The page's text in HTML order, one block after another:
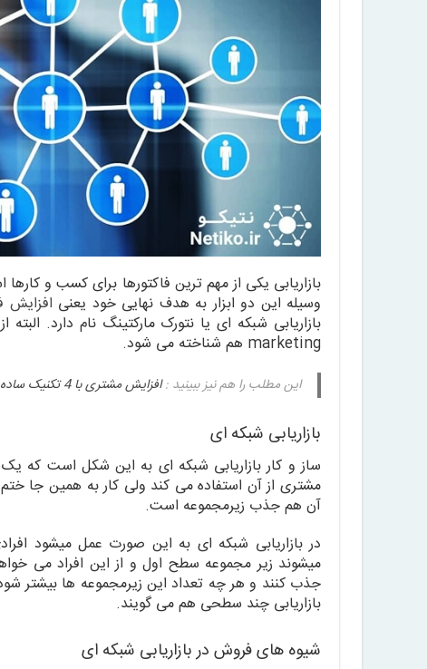
بازاریابی یکی از مهم ترین فاکتورها برای کسب و
وسیله این دو ابزار به هدف نهایی خود یعنی
marketing هم شناخته می شود.
این مطلب را هم نیز ببینید :افزایش مشتری با 4 تکنیک ساده
بازاریابی شبکه ای
ساز و کار بازاریابی شبکه ای به این شکل است
مشتری از آن استفاده می کند ولی کار به همین جا
آن هم جذب زیرمجموعه است.
در بازاریابی شبکه ای به این صورت عمل میشود
میشوند زیر مجموعه سطح اول و از این افراد می
جذب کنند و هر چه تعداد این زیرمجموعه ها بیشتر
بازاریابی چند سطحی هم می گویند.
شیوه های فروش در بازاریابی شبکه ای